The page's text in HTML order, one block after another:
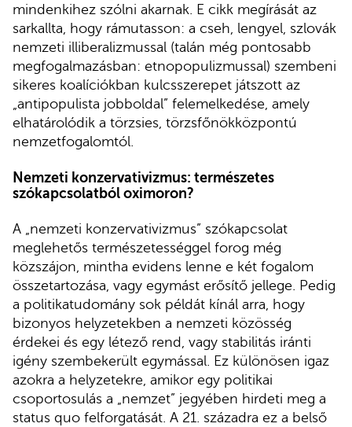
mindenkihez szólni akarnak. E cikk megírását az
sarkallta, hogy rámutasson: a cseh, lengyel, szlovák
nemzeti illiberalizmussal (talán még pontosabb
megfogalmazásban: etnopopulizmussal) szembeni
sikeres koalíciókban kulcsszerepet játszott az
„antipopulista jobboldal” felemelkedése, amely
elhatárolódik a törzsies, törzsfőnökközpontú
nemzetfogalomtól.
Nemzeti konzervativizmus: természetes
szókapcsolatból oximoron?
A „nemzeti konzervativizmus” szókapcsolat
meglehetős természetességgel forog még
közszájon, mintha evidens lenne e két fogalom
összetartozása, vagy egymást erősítő jellege. Pedig
a politikatudomány sok példát kínál arra, hogy
bizonyos helyzetekben a nemzeti közösség
érdekei és egy létező rend, vagy stabilitás iránti
igény szembekerült egymással. Ez különösen igaz
azokra a helyzetekre, amikor egy politikai
csoportosulás a „nemzet” jegyében hirdeti meg a
status quo felforgatását. A 21. századra ez a belső